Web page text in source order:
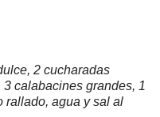
2 cucharadas
calabacines grandes, 1
rallado, agua y sal al